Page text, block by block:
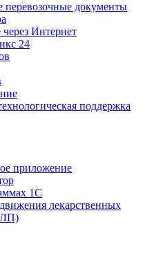
документы
Интернет
24
поддержка
приложение
1С
лекарственных